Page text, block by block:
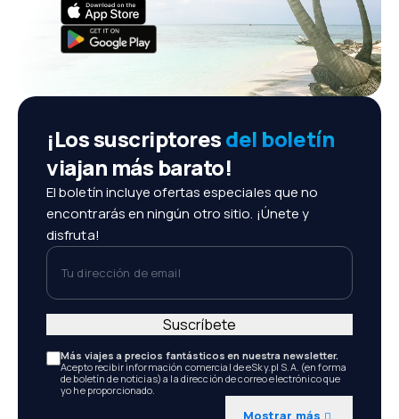
¡Los suscriptoresdel boletín
viajan más barato!
El boletín incluye ofertas especiales que no
encontrarás en ningún otro sitio. ¡Únete y
disfruta!
Tu dirección de email
Más viajes a precios fantásticos en nuestra newsletter.
Acepto recibir información comercial de eSky.pl S.A. (en forma
de boletín de noticias) a la dirección de correo electrónico que
yo he proporcionado.
Mostrar más
Suscríbete